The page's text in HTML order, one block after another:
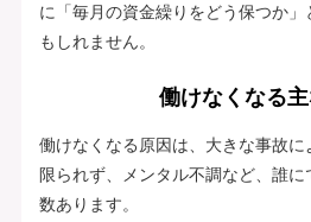
に「毎月の資金繰りをどう保つか
もしれません。
働けなくなる
働けなくなる原因は、大きな事故
限られず、メンタル不調など、誰
数あります。